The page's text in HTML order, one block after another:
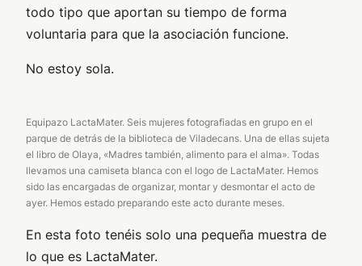
todo tipo que aportan su tiempo de forma
voluntaria para que la asociación funcione.
No estoy sola.
Equipazo LactaMater. Seis mujeres fotografiadas en grupo en el
parque de detrás de la biblioteca de Viladecans. Una de ellas sujeta
el libro de Olaya, «Madres también, alimento para el alma». Todas
llevamos una camiseta blanca con el logo de LactaMater. Hemos
sido las encargadas de organizar, montar y desmontar el acto de
ayer. Hemos estado preparando este acto durante meses.
En esta foto tenéis solo una pequeña muestra de
lo que es LactaMater.